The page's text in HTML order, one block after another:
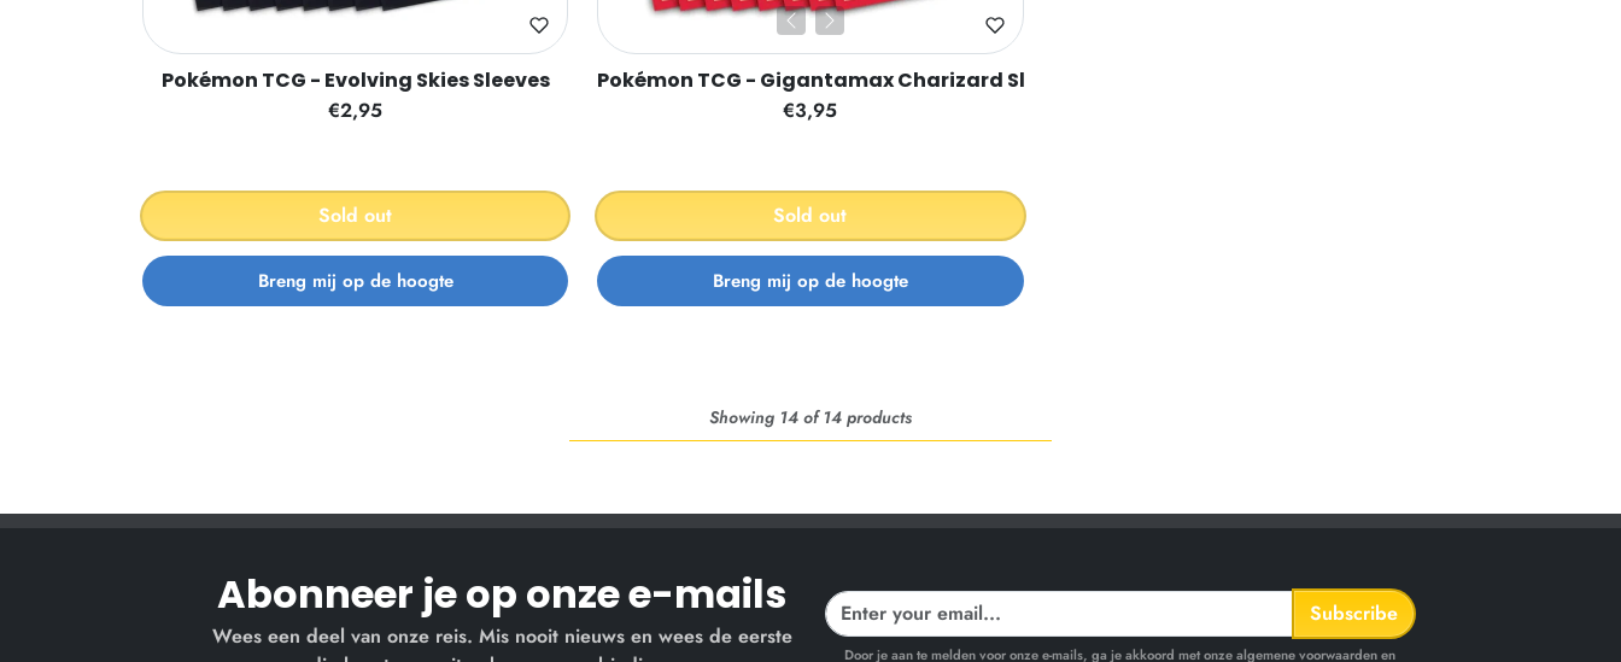
Pokémon TCG - Evolving Skies Sleeves
€2,95
Sold out
Pokémon TCG - Gigantamax Charizard Sleeves
€3,95
Sold out
Showing 14 of 14 products
Abonneer je op onze e-mails
Wees een deel van onze reis. Mis nooit nieuws en wees de eerste
Subscribe
Door je aan te melden voor onze e-mails, ga je akkoord met onze algemene voorwaarden en